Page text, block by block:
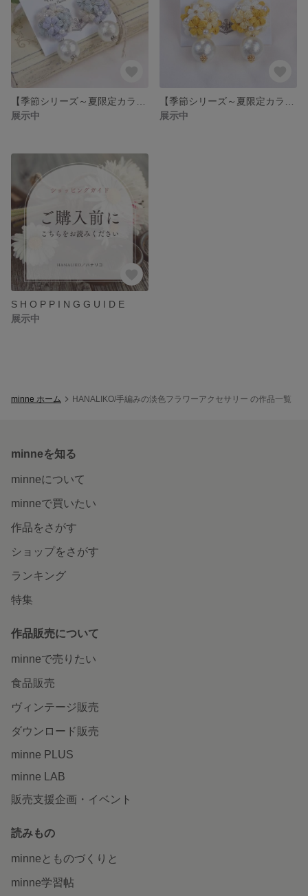
展示中
展示中
S H O P P I N G G U I D E
展示中
minne ホーム HANALIKO/手編みの淡色フラワーアクセサリー の作品一覧
minneを知る
minneについて
minneで買いたい
作品をさがす
ショップをさがす
ランキング
特集
作品販売について
minneで売りたい
食品販売
ヴィンテージ販売
ダウンロード販売
minne PLUS
minne LAB
販売支援企画・イベント
読みもの
minneとものづくりと
minne学習帖